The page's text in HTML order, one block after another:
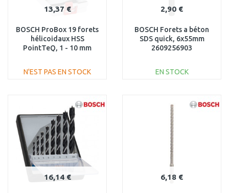
13,37 €
BOSCH ProBox 19 forets
hélicoidaux HSS
PointTeQ, 1 - 10 mm
N'EST PAS EN STOCK
Au comparatif
2,90 €
BOSCH Forets a béton
SDS quick, 6x55mm
2609256903
EN STOCK
Au comparatif
16,14 € 6,18 €